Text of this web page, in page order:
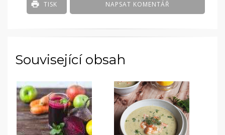
NAPSAT KOMENTÁŘ
TISK
Související obsah